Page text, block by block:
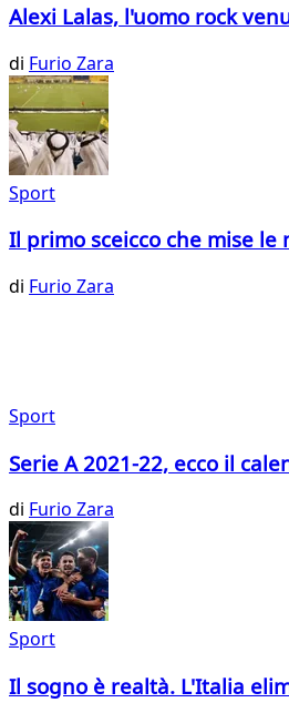
Alexi Lalas, l'uomo rock
di Furio Zara
Sport
Il primo sceicco che mise
di Furio Zara
Sport
Serie A 2021-22, ecco il
di Furio Zara
Sport
Il sogno è realtà. L'Italia